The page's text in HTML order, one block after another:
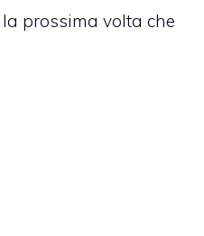
prossima volta che